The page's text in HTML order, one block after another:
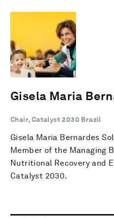
Gisela Maria
Chair, Catalyst 2030 Brazil
Gisela Maria Bernardes
Member of the Managing
Nutritional Recovery and
Catalyst 2030.